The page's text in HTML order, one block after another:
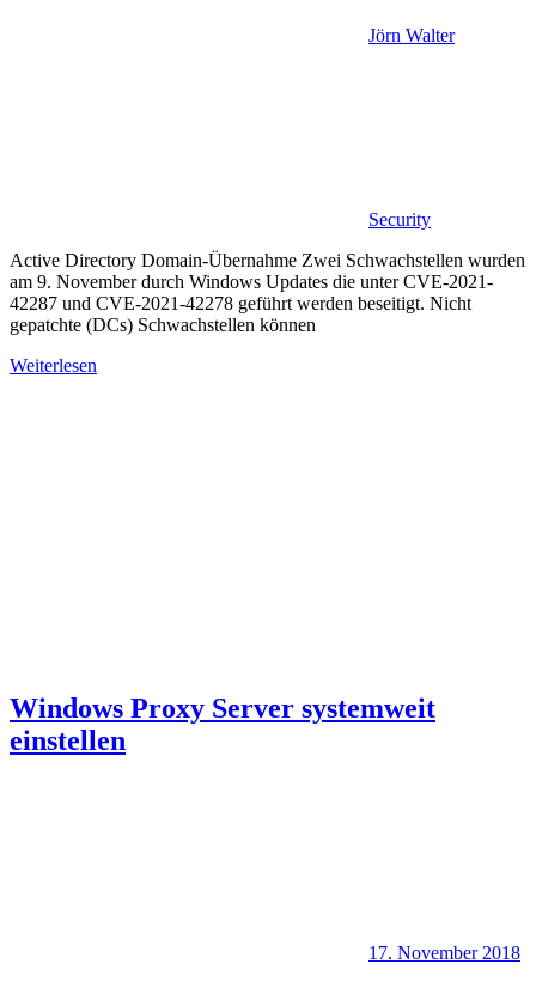
Jörn Walter
Security
Active Directory Domain-Übernahme Zwei Schwachstellen wurden
am 9. November durch Windows Updates die unter CVE-2021-
42287 und CVE-2021-42278 geführt werden beseitigt. Nicht
gepatchte (DCs) Schwachstellen können
Weiterlesen
Windows Proxy Server systemweit
einstellen
17. November 2018